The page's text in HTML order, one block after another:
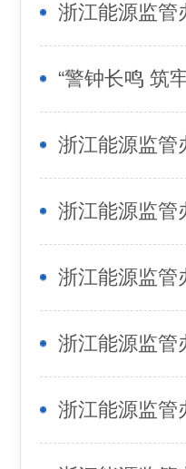
浙江能源监管
浙江能源监管
浙江能源监管